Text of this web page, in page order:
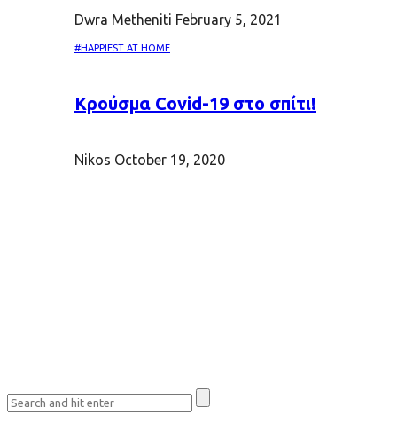
Dwra Metheniti February 5, 2021
#HAPPIEST AT HOME
Κρούσμα Covid-19 στο σπίτι!
Nikos October 19, 2020